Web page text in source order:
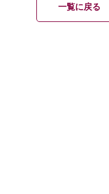
一覧に戻る